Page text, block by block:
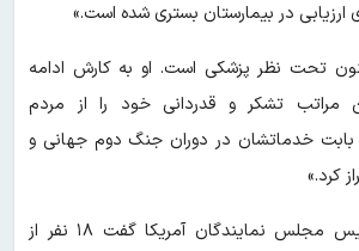
ارزیابی در بیمارستان بستری شده است.»
تحت نظر پزشکی است. او به کارش ادامه
تشکر و قدردانی خود را از مردم
بابت خدماتشان در دوران جنگ دوم جهانی و
کرد.»
«مایک جانسون»، رئیس مجلس نمایندگان آمریکا گفت ۱۸ نفر از